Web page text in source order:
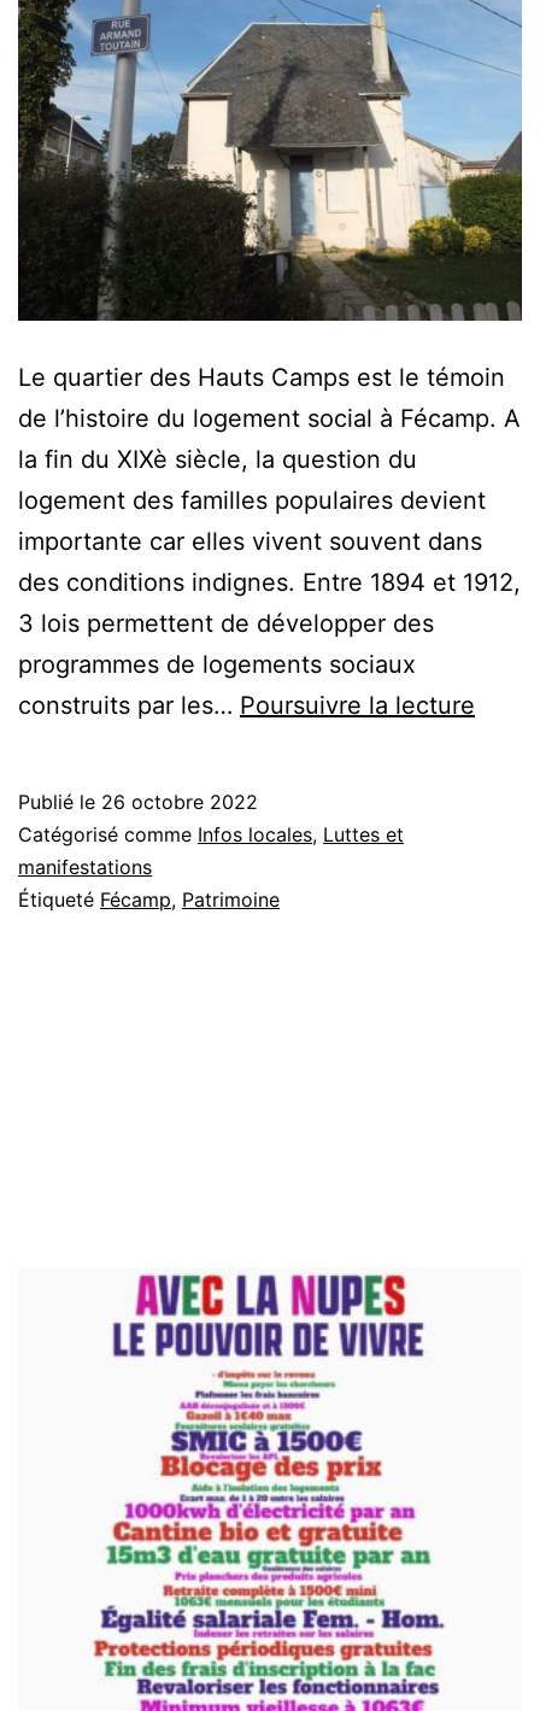
Le quartier des Hauts Camps est le témoin
de l’histoire du logement social à Fécamp. A
la fin du XIXè siècle, la question du
logement des familles populaires devient
importante car elles vivent souvent dans
des conditions indignes. Entre 1894 et 1912,
3 lois permettent de développer des
programmes de logements sociaux
construits par les… Poursuivre la lecture
Publié le 26 octobre 2022
Catégorisé comme Infos locales, Luttes et
manifestations
Étiqueté Fécamp, Patrimoine